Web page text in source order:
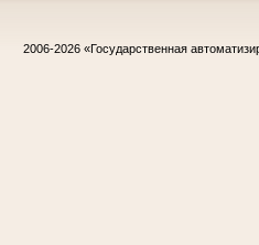
2006-2026 «Государственная